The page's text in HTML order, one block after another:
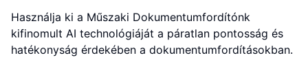
Használja ki a Műszaki Dokumentumfordítónk
kifinomult AI technológiáját a páratlan pontosság és
hatékonyság érdekében a dokumentumfordításokban.